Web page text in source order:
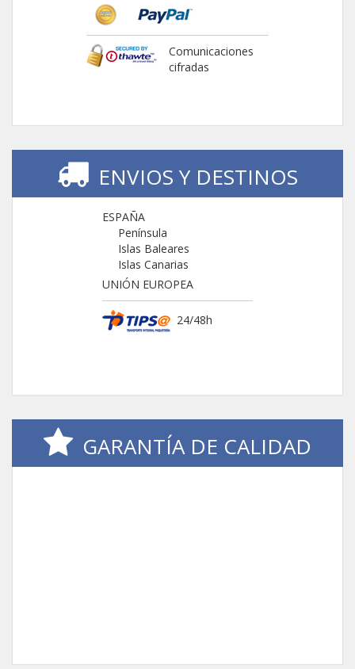
Comunicaciones
cifradas
ENVIOS Y DESTINOS
ESPAÑA
Península
Islas Baleares
Islas Canarias
UNIÓN EUROPEA
24/48h
GARANTÍA DE CALIDAD